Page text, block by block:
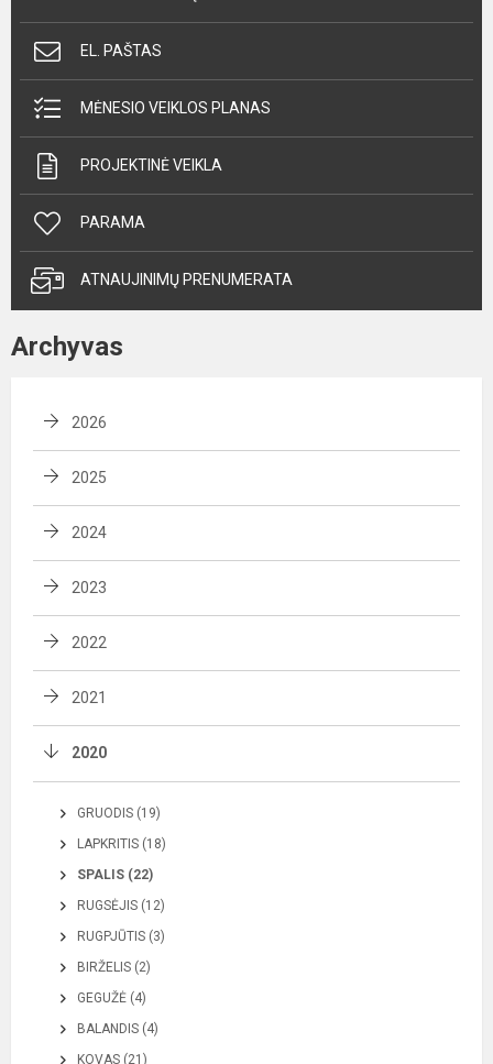
EL. PAŠTAS
MĖNESIO VEIKLOS PLANAS
PROJEKTINĖ VEIKLA
PARAMA
ATNAUJINIMŲ PRENUMERATA
Archyvas
2026
2025
2024
2023
2022
2021
2020
GRUODIS (19)
LAPKRITIS (18)
SPALIS (22)
RUGSĖJIS (12)
RUGPJŪTIS (3)
BIRŽELIS (2)
GEGUŽĖ (4)
BALANDIS (4)
KOVAS (21)